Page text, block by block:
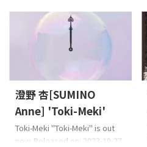
AnneMusic: 澄野杏 SUMINO
AnneArrange: 千田恭平 CHIDA
Kyohei EAN: 4573529370603
的歌曲'。这首歌的主题是摆脱
日常工作，'抽出时间与自己重
新联系'。 它传递了这样的信
乐，让人感觉自己 ...
澄野 杏[SUMINO
Anne] 'Toki-Meki'
Toki-Meki "Toki-Meki" is out
now. Released on: 2023-10-27